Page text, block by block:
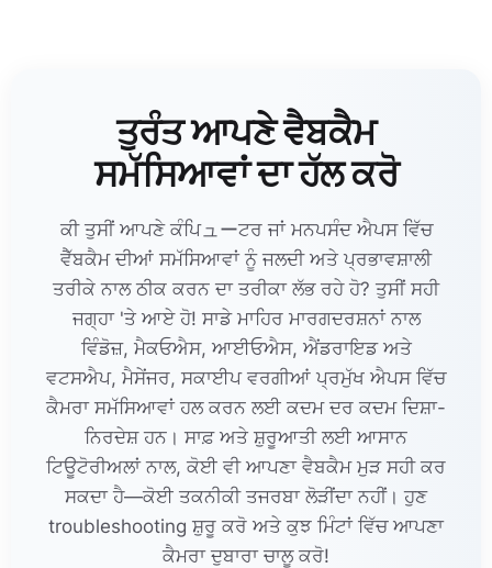
ਤੁਰੰਤ ਆਪਣੇ ਵੈਬਕੈਮ
ਸਮੱਸਿਆਵਾਂ ਦਾ ਹੱਲ ਕਰੋ
ਕੀ ਤੁਸੀਂ ਆਪਣੇ ਕੰਪਿューਟਰ ਜਾਂ ਮਨਪਸੰਦ ਐਪਸ ਵਿੱਚ
ਵੈੱਬਕੈਮ ਦੀਆਂ ਸਮੱਸਿਆਵਾਂ ਨੂੰ ਜਲਦੀ ਅਤੇ ਪ੍ਰਭਾਵਸ਼ਾਲੀ
ਤਰੀਕੇ ਨਾਲ ਠੀਕ ਕਰਨ ਦਾ ਤਰੀਕਾ ਲੱਭ ਰਹੇ ਹੋ? ਤੁਸੀਂ ਸਹੀ
ਜਗ੍ਹਾ 'ਤੇ ਆਏ ਹੋ! ਸਾਡੇ ਮਾਹਿਰ ਮਾਰਗਦਰਸ਼ਨਾਂ ਨਾਲ
ਵਿੰਡੋਜ਼, ਮੈਕਓਐਸ, ਆਈਓਐਸ, ਐਂਡਰਾਇਡ ਅਤੇ
ਵਟਸਐਪ, ਮੈਸੇਂਜਰ, ਸਕਾਈਪ ਵਰਗੀਆਂ ਪ੍ਰਮੁੱਖ ਐਪਸ ਵਿੱਚ
ਕੈਮਰਾ ਸਮੱਸਿਆਵਾਂ ਹਲ ਕਰਨ ਲਈ ਕਦਮ ਦਰ ਕਦਮ ਦਿਸ਼ਾ-
ਨਿਰਦੇਸ਼ ਹਨ। ਸਾਫ਼ ਅਤੇ ਸ਼ੁਰੂਆਤੀ ਲਈ ਆਸਾਨ
ਟਿਊਟੋਰੀਅਲਾਂ ਨਾਲ, ਕੋਈ ਵੀ ਆਪਣਾ ਵੈਬਕੈਮ ਮੁੜ ਸਹੀ ਕਰ
ਸਕਦਾ ਹੈ—ਕੋਈ ਤਕਨੀਕੀ ਤਜਰਬਾ ਲੋੜੀਂਦਾ ਨਹੀਂ। ਹੁਣ
troubleshooting ਸ਼ੁਰੂ ਕਰੋ ਅਤੇ ਕੁਝ ਮਿੰਟਾਂ ਵਿੱਚ ਆਪਣਾ
ਕੈਮਰਾ ਦੁਬਾਰਾ ਚਾਲੂ ਕਰੋ!